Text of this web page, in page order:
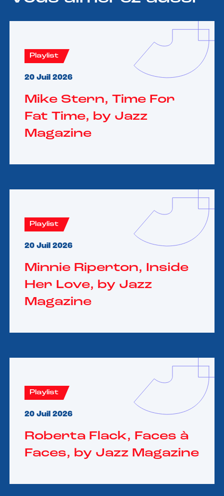
Playlist
20 Juil 2026
Mike Stern, Time For
Fat Time, by Jazz
Magazine
Playlist
20 Juil 2026
Minnie Riperton, Inside
Her Love, by Jazz
Magazine
Playlist
20 Juil 2026
Roberta Flack, Faces à
Faces, by Jazz Magazine